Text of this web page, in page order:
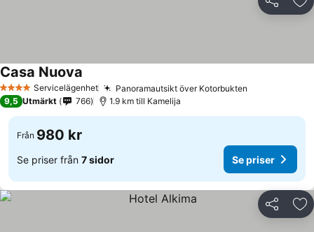
Dela
4 StjärnorServicelägenhet Panoramautsikt över Kotorbukten
Casa Nuova
9,5 Utmärkt 766 1.9 km till Kamelija
Från 980 kr
Se priser från 7 sidor Se priser
Dela